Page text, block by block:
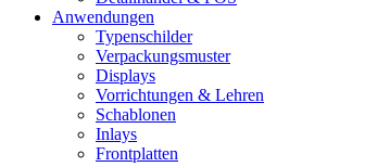
Anwendungen
Typenschilder
Verpackungsmuster
Displays
Vorrichtungen & Lehren
Schablonen
Inlays
Frontplatten